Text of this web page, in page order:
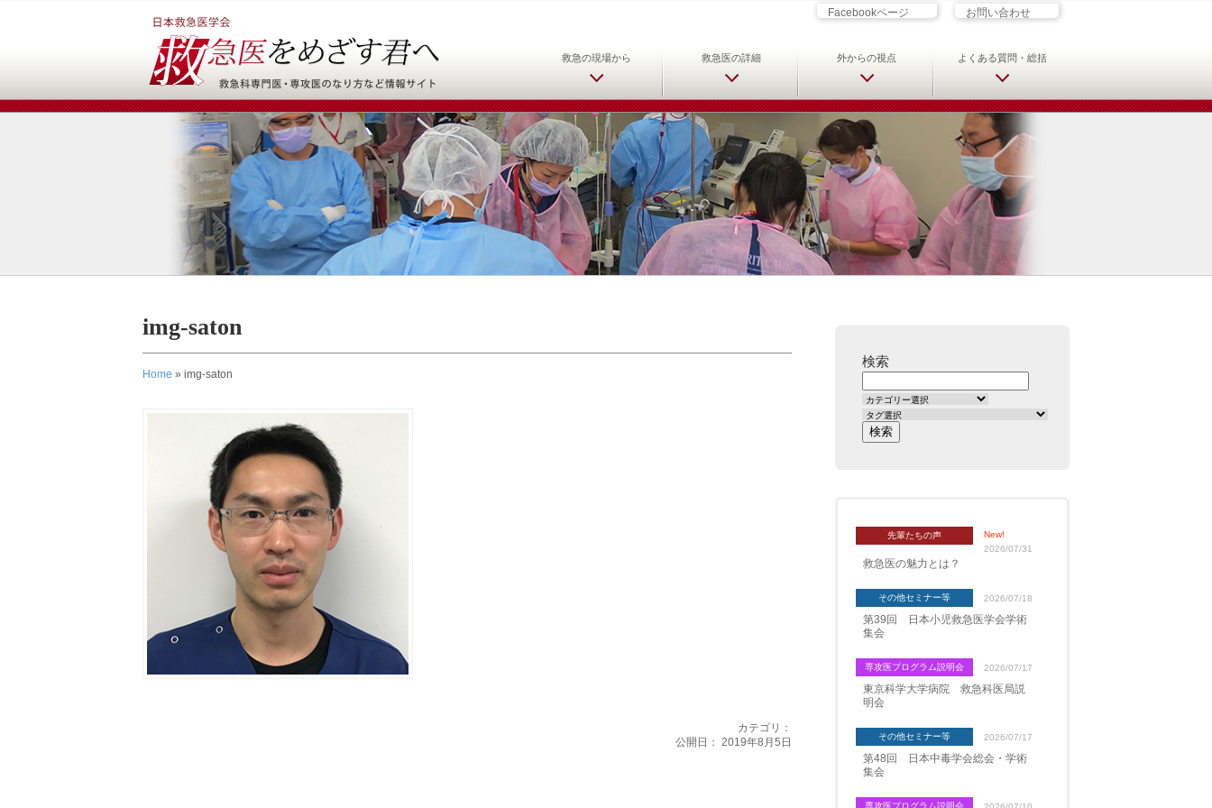
日本救急医学会 救急医をめざす君へ 救急科専門医・専攻医
Facebookページ お問い合わせ
救急の現場から 救急医の詳細 外からの視点 よくある質問・総括
img-saton
Home » img-saton
カテゴリ：
公開日： 2019年8月5日
検索
先輩たちの声
New!
2026/07/31
救急医の魅力とは？
その他セミナー等 2026/07/18
第39回 日本小児救急医学会学術
集会
専攻医プログラム説明会 2026/07/17
東京科学大学病院 救急科医局説
明会
その他セミナー等 2026/07/17
第48回 日本中毒学会総会・学術
集会
専攻医プログラム説明会